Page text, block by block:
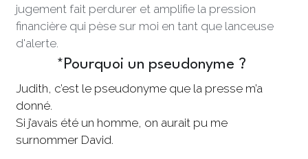
jugement fait perdurer et amplifie la pression
financière qui pèse sur moi en tant que lanceuse
d'alerte.
*Pourquoi un pseudonyme ?
Judith, c’est le pseudonyme que la presse m’a
donné.
Si j’avais été un homme, on aurait pu me
surnommer David.